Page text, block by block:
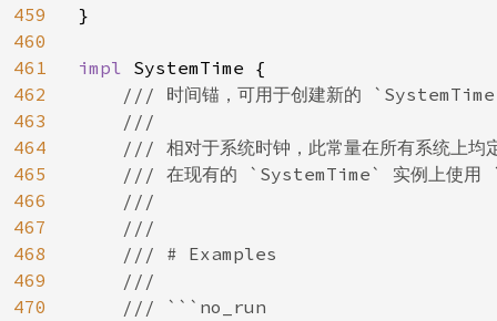
459
460
461
462
463
464
465
466
467
468
469
470
}
impl SystemTime {
/// 时间锚，可用于创建新的
    ///
/// 相对于系统时钟，此常量在所有系统
/// 在现有的 `SystemTime` 实例上使用
    ///
    ///
    /// # Examples
    ///
    /// ```no_run